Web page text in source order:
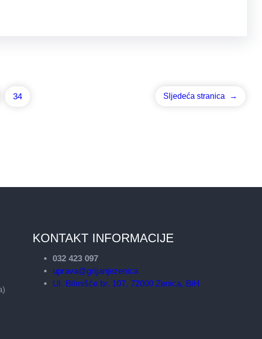
34 Sljedeća stranica →
KONTAKT INFORMACIJE
032 423 097
uprava@grijanjezenica
Ul. Bilmišće br. 107, 72000 Zenica, BiH